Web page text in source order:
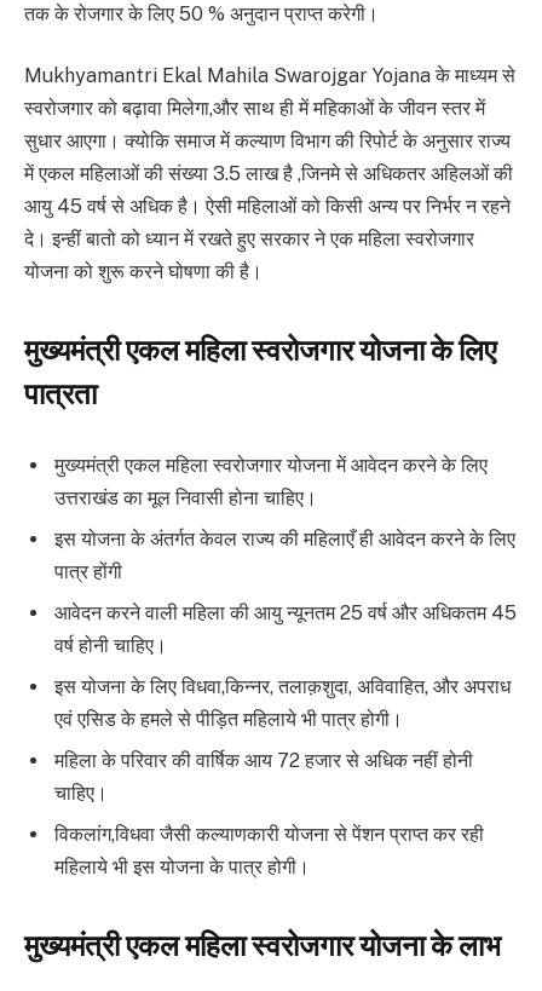
तक के रोजगार के लिए 50 % अनुदान प्राप्त करेगी।
Mukhyamantri Ekal Mahila Swarojgar Yojana के माध्यम से
स्वरोजगार को बढ़ावा मिलेगा,और साथ ही में महिकाओं के जीवन स्तर में
सुधार आएगा। क्योकि समाज में कल्याण विभाग की रिपोर्ट के अनुसार राज्य
में एकल महिलाओं की संख्या 3.5 लाख है ,जिनमे से अधिकतर अहिलओं की
आयु 45 वर्ष से अधिक है। ऐसी महिलाओं को किसी अन्य पर निर्भर न रहने
दे। इन्हीं बातो को ध्यान में रखते हुए सरकार ने एक महिला स्वरोजगार
योजना को शुरू करने घोषणा की है।
मुख्यमंत्री एकल महिला स्वरोजगार योजना के लिए
पात्रता
मुख्यमंत्री एकल महिला स्वरोजगार योजना में आवेदन करने के लिए
उत्तराखंड का मूल निवासी होना चाहिए।
इस योजना के अंतर्गत केवल राज्य की महिलाएँ ही आवेदन करने के लिए
पात्र होंगी
आवेदन करने वाली महिला की आयु न्यूनतम 25 वर्ष और अधिकतम 45
वर्ष होनी चाहिए।
इस योजना के लिए विधवा,किन्नर, तलाक़शुदा, अविवाहित, और अपराध
एवं एसिड के हमले से पीड़ित महिलाये भी पात्र होगी।
महिला के परिवार की वार्षिक आय 72 हजार से अधिक नहीं होनी
चाहिए।
विकलांग,विधवा जैसी कल्याणकारी योजना से पेंशन प्राप्त कर रही
महिलाये भी इस योजना के पात्र होगी।
मुख्यमंत्री एकल महिला स्वरोजगार योजना के लाभ